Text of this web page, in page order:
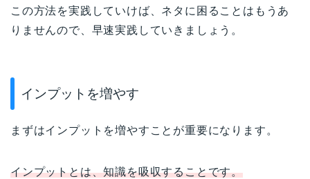
この方法を実践していけば、ネタに困ることはもうあ
りませんので、早速実践していきましょう。
インプットを増やす
まずはインプットを増やすことが重要になります。
インプットとは、知識を吸収することです。